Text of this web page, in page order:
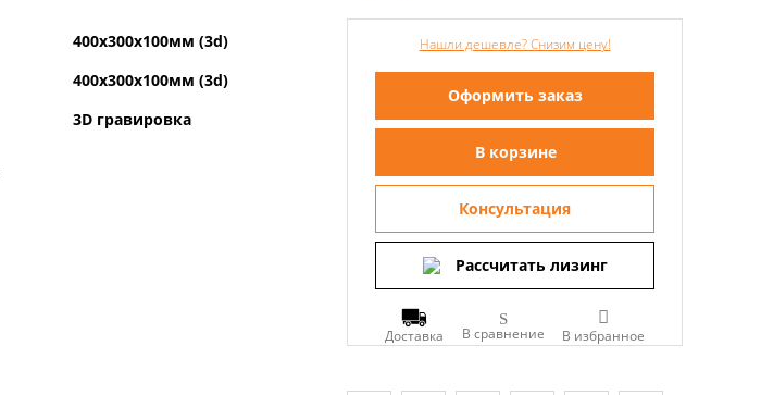
400х300х100мм (3d)
400х300х100мм (3d)
3D гравировка
Нашли дешевле? Снизим цену!
Оформить заказ
В корзине
Консультация
Рассчитать лизинг
Доставка В сравнение